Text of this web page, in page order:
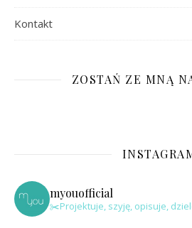
Kontakt
ZOSTAŃ ZE MNĄ
myouofficial
✂️Projektuje, szyję, opisuje,